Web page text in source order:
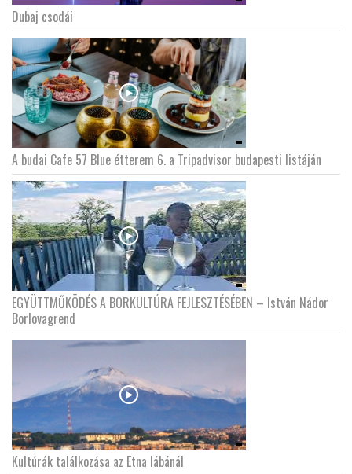
Dubaj csodái
A budai Cafe 57 Blue étterem 6. a Tripadvisor budapesti listáján
EGYÜTTMŰKÖDÉS A BORKULTÚRA FEJLESZTÉSÉBEN – István Nádor
Borlovagrend
Kultúrák találkozása az Etna lábánál